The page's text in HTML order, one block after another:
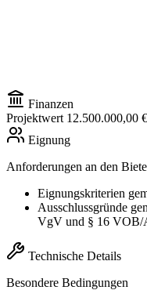
Finanzen
Projektwert 12.500.000,00 €
Eignung
Anforderungen an den
Eignungskriterien
Ausschlussgründe
VgV und § 16 VOB/
Technische Details
Besondere Bedingungen